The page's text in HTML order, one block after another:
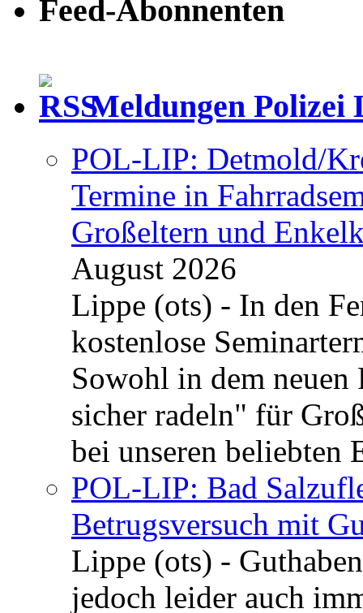
Feed-Abonnenten
Meldungen Polizei
POL-LIP: Detmold/
Termine in
Großeltern und
August 2026
Lippe (ots) - In den
kostenlose
Sowohl in dem neuen
sicher radeln" für
bei unseren beliebten
POL-LIP: Bad
Betrugsversuch mit
Lippe (ots) -
jedoch leider auch